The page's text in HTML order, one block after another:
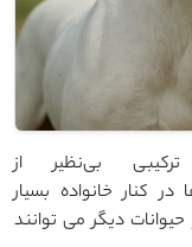
بی‌نظیر از
کنار خانواده بسیار
حیوانات دیگر می ‌توانند